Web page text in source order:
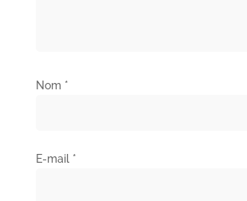
Nom *
E-mail *